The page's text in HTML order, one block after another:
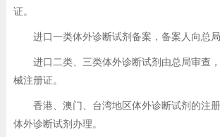
证。
进口一类体外诊断试剂备案，备案人向总局
进口二类、三类体外诊断试剂由总局审查，
械注册证。
香港、澳门、台湾地区体外诊断试剂的注册
体外诊断试剂办理。